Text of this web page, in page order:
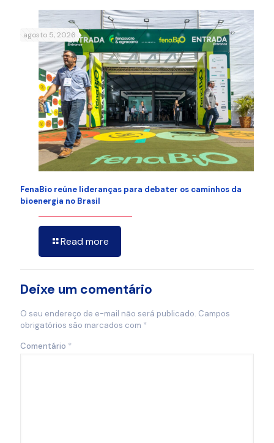
agosto 5, 2026
FenaBio reúne lideranças para debater os caminhos da
bioenergia no Brasil
Read more
Deixe um comentário
O seu endereço de e-mail não será publicado. Campos
obrigatórios são marcados com *
Comentário *